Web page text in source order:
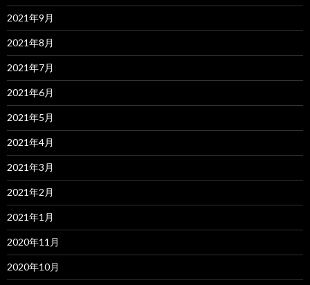
2021年9月
2021年8月
2021年7月
2021年6月
2021年5月
2021年4月
2021年3月
2021年2月
2021年1月
2020年11月
2020年10月